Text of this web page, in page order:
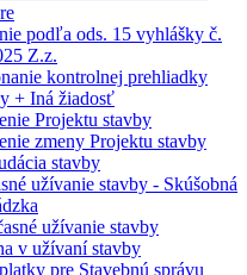
podľa ods. 15 vyhlášky č.
Z.z.
kontrolnej prehliadky
+ Iná žiadosť
Projektu stavby
zmeny Projektu stavby
stavby
užívanie stavby - Skúšobná
užívanie stavby
v užívaní stavby
pre Stavebnú správu